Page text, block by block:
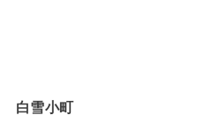
白雪小町